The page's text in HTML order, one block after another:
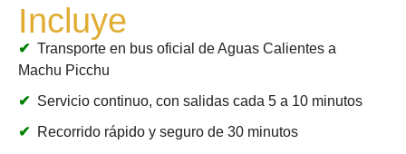
Incluye
Transporte en bus oficial de Aguas Calientes a
Machu Picchu
Servicio continuo, con salidas cada 5 a 10 minutos
Recorrido rápido y seguro de 30 minutos